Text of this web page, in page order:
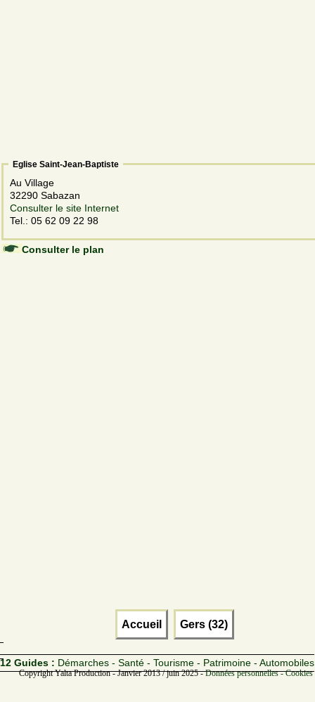
Eglise Saint-Jean-Baptiste
Au Village
32290 Sabazan
Consulter le site Internet
Tel.: 05 62 09 22 98
Consulter le plan
Accueil Gers (32)
12 Guides : Démarches - Santé - Tourisme - Patrimoine - Automobiles
Copyright Yalta Production - Janvier 2013 / juin 2025 -Données personnelles -